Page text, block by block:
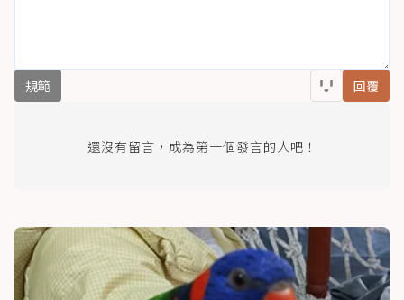
規範 回覆
還沒有留言，成為第一個發言的人吧！